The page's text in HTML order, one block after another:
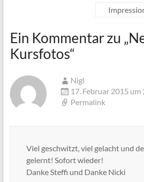
Ein Kommentar zu „
Kursfotos“
Nigl
17. Februar 2015
Permalink
Viel geschwitzt, viel gelacht und
gelernt! Sofort wieder!
Danke Steffi und Danke Nicki